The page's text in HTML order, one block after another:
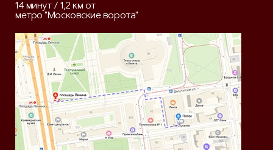
14 минут / 1,2 км от
метро "Московские ворота"